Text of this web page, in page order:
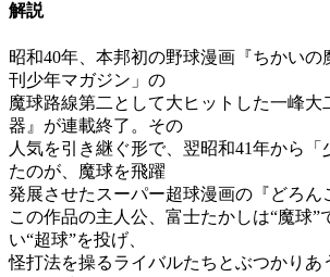
解説
昭和40年、本邦初の野球漫画『ちかいの
刊少年マガジン」の
魔球路線第二として大ヒットした一峰大
器』が連載終了。その
人気を引き継ぐ形で、翌昭和41年から「
たのが、魔球を飛躍
発展させたスーパー超球漫画の『どろん
この作品の主人公、富士たかしは“魔球”
い“超球”を投げ、
怪打法を操るライバルたちとぶつかりあ